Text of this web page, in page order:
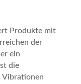
Produkte mit
der
ein
die
Vibrationen